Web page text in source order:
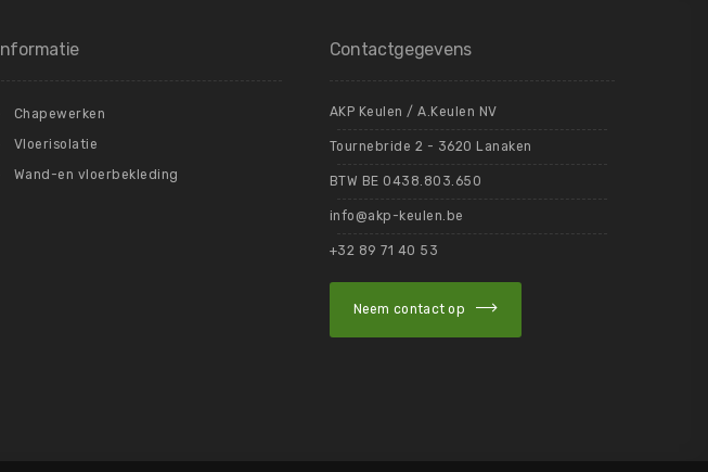
Informatie
Chapewerken
Vloerisolatie
Wand-en vloerbekleding
Contactgegevens
AKP Keulen / A.Keulen NV
Tournebride 2 - 3620 Lanaken
BTW BE 0438.803.650
info@akp-keulen.be
+32 89 71 40 53
Neem contact op